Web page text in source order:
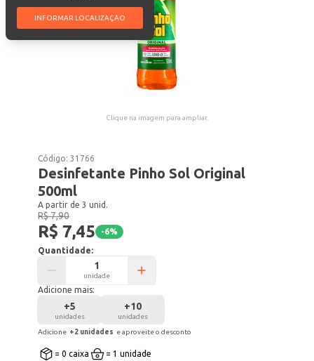
INFORMAR LOCALIZAÇÃO
Clique na imagem para ampliar.
Código:31766
Desinfetante Pinho Sol Original
500ml
A partir de 3 unid.
R$ 7,90
R$ 7,45 -6%
Quantidade:
unidade
Adicione mais:
+5
unidades
+10
unidades
Adicione +2 unidades e aproveite o desconto
= 0 caixa = 1 unidade